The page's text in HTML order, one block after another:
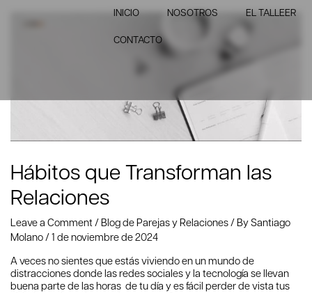
INICIO NOSOTROS EL TALLEER
CONTACTO
Hábitos que Transforman las
Relaciones
Leave a Comment / Blog de Parejas y Relaciones/ By Santiago
Molano / 1 de noviembre de 2024
A veces no sientes que estás viviendo en un mundo de
distracciones donde las redes sociales y la tecnología se llevan
buena parte de las horas de tu día y es fácil perder de vista tus